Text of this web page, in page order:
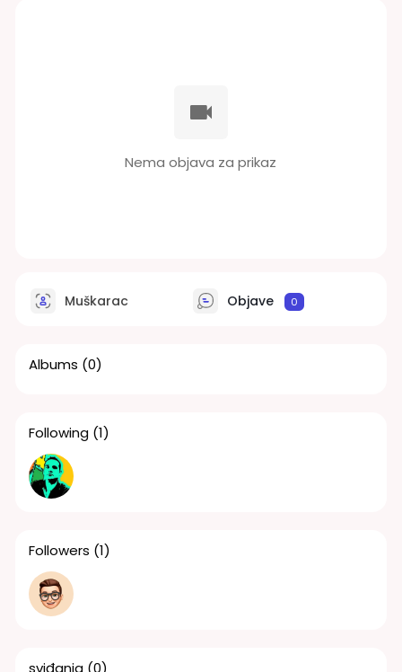
Nema objava za prikaz
Muškarac Objave 0
Albums (0)
Following (1)
Followers (1)
sviđanja (0)